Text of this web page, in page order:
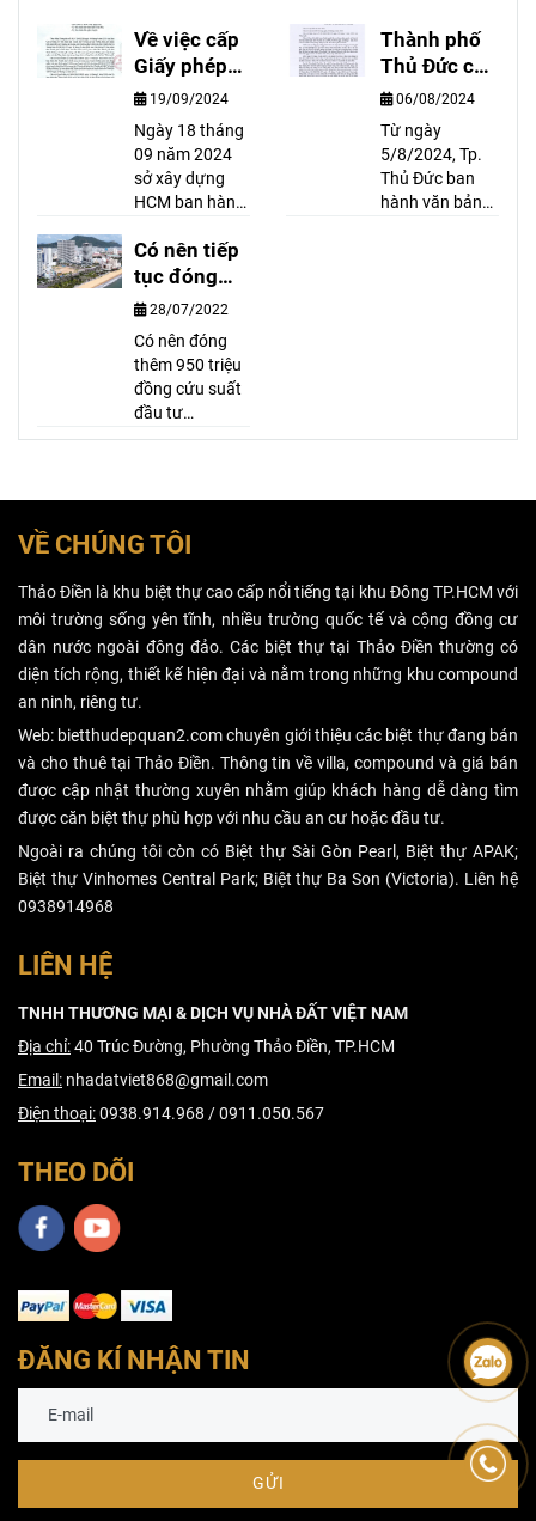
Về việc cấp
Giấy phép
xây dựng
công trình
có hầm trên
địa bàn Tp.
Hồ Chí Minh
19/09/2024
Ngày 18 tháng
09 năm 2024
sở xây dựng
HCM ban hành
8718/SXD-
CPXD về việc
cấp GIẤY PHÉP
xây dựng công
trình có hầm
trên địa bàn TP.
Hồ Chí Minh.
Văn bản có nội
dung như sau:
Thành phố
Thủ Đức cấp
sổ hồng
hoàn công
cho nhà có
giấy phép có
thời hạn
06/08/2024
Từ ngày
5/8/2024, Tp.
Thủ Đức ban
hành văn bản
thay đổi về tài
Có nên tiếp
tục đóng
tiền để mua
Condotel
28/07/2022
Có nên đóng
thêm 950 triệu
đồng cứu suất
đầu tư
condotel? Theo
lợi nhuận hơn
là đầu tư tài
sản, nếu gặp
nhiều bất lợi,
cắt lỗ vẫn hơn
là gồng lỗ.
VỀ CHÚNG TÔI
Thảo Điền là khu biệt thự cao cấp nổi tiếng tại khu Đông TP.HCM với
môi trường sống yên tĩnh, nhiều trường quốc tế và cộng đồng cư
dân nước ngoài đông đảo. Các biệt thự tại Thảo Điền thường có
diện tích rộng, thiết kế hiện đại và nằm trong những khu compound
an ninh, riêng tư.
Web: bietthudepquan2.com chuyên giới thiệu các biệt thự đang bán
và cho thuê tại Thảo Điền. Thông tin về villa, compound và giá bán
được cập nhật thường xuyên nhằm giúp khách hàng dễ dàng tìm
được căn biệt thự phù hợp với nhu cầu an cư hoặc đầu tư.
Ngoài ra chúng tôi còn có Biệt thự Sài Gòn Pearl, Biệt thự APAK;
Biệt thự Vinhomes Central Park; Biệt thự Ba Son (Victoria). Liên hệ
0938914968
LIÊN HỆ
TNHH THƯƠNG MẠI & DỊCH VỤ NHÀ ĐẤT VIỆT NAM
Địa chỉ:40 Trúc Đường, Phường Thảo Điền, TP.HCM
Email: nhadatviet868@gmail.com
Điện thoại:0938.914.968 / 0911.050.567
THEO DÕI
ĐĂNG KÍ NHẬN TIN
GỬI